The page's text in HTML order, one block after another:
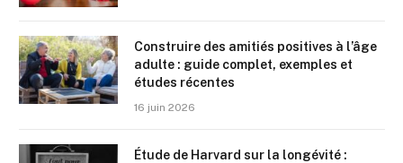
Construire des amitiés positives à l’âge
adulte : guide complet, exemples et
études récentes
16 juin 2026
Étude de Harvard sur la longévité :